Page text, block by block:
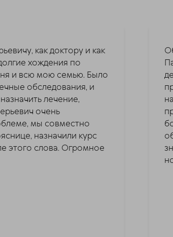
как доктору и как
хождения по
и всю мою семью. Было
обследования, и
лечение,
очень
мы совместно
назначили курс
этого слова. Огромное